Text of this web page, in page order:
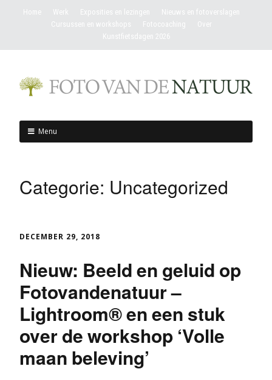
Home Werk Exposities en lezingen
Nieuws en fotoverslagen
Cursussen en workshops
Fotocoaching
Over
Kunstfietsdagen 2026
Menu
Categorie: Uncategorized
DECEMBER 29, 2018
Nieuw: Beeld en geluid op
Fotovandenatuur –
Lightroom® en een stuk
over de workshop ‘Volle
maan beleving’